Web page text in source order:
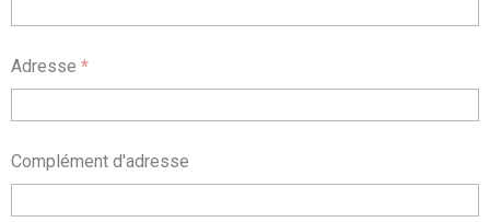
Adresse *
Complément d'adresse